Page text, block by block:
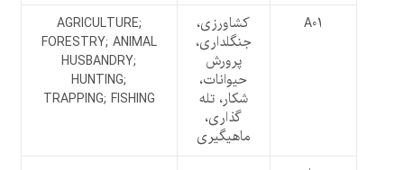
A01
کشاورزی،
جنگلداری،
پرورش
حیوانات،
شکار، تله
گذاری،
ماهیگیری
AGRICULTURE;
FORESTRY; ANIMAL
HUSBANDRY;
HUNTING;
TRAPPING; FISHING